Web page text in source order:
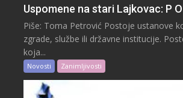
Uspomene na stari Lajkovac: P
Piše: Toma Petrović Postoje ustanove
zgrade, službe ili državne institucije.
koja...
Novosti Zanimljivosti